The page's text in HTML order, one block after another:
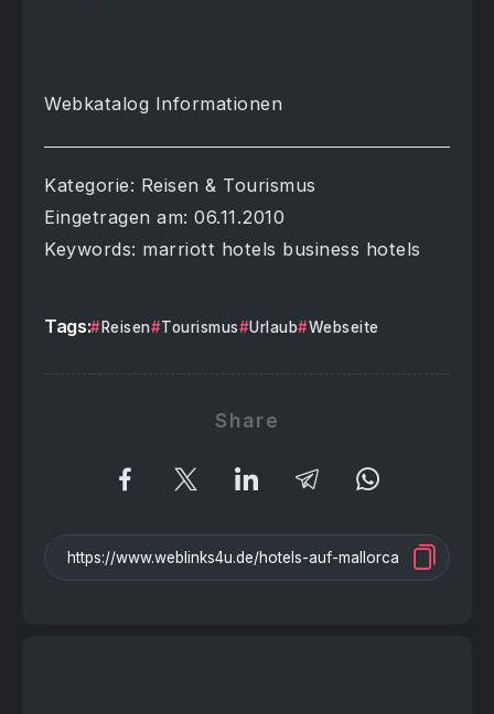
Webkatalog Informationen
Kategorie: Reisen & Tourismus
Eingetragen am: 06.11.2010
Keywords: marriott hotels business hotels
Tags: Reisen Tourismus Urlaub Webseite
Share